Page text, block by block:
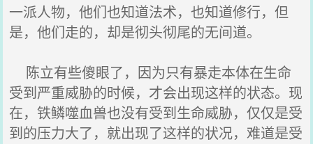
一派人物，他们也知道法术，也知道修行，但
是，他们走的，却是彻头彻尾的无间道。
陈立有些傻眼了，因为只有暴走本体在生命
受到严重威胁的时候，才会出现这样的状态。现
在，铁鳞噬血兽也没有受到生命威胁，仅仅是受
到的压力大了，就出现了这样的状况，难道是受